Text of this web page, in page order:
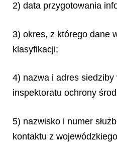
2) data przygotowania
3) okres, z którego dane
klasyfikacji;
4) nazwa i adres
inspektoratu ochrony
5) nazwisko i numer
kontaktu z